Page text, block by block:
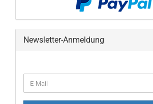
Newsletter-Anmeldung
ZUR
E-
Mail